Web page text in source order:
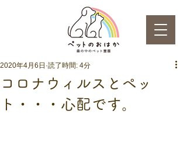
コロナウィルスとペッ
ト・・・心配です。
2020年4月6日 読了時間: 4分